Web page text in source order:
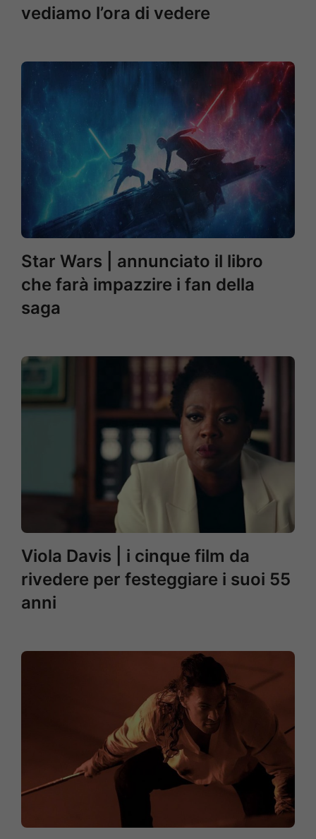
vediamo l’ora di vedere
Star Wars | annunciato il libro
che farà impazzire i fan della
saga
Viola Davis | i cinque film da
rivedere per festeggiare i suoi 55
anni